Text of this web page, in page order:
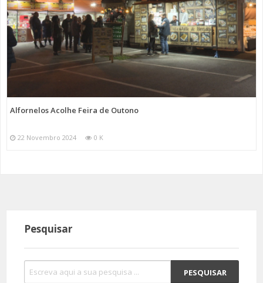
Alfornelos Acolhe Feira de Outono
22 Novembro 2024 0 K
Pesquisar